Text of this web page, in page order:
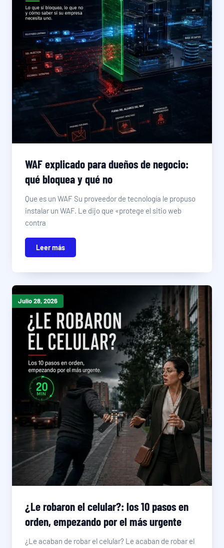
WAF explicado para dueños de negocio:
qué bloquea y qué no
Que es un WAF Su proveedor de tecnología le propuso
instalar un WAF. Le dijo que «protege el sitio web
contra
Leer más
Julio 28, 2026
¿Le robaron el celular?: los 10 pasos en
orden, empezando por el más urgente
¿Le acaban de robar el celular? Le acaban de robar el